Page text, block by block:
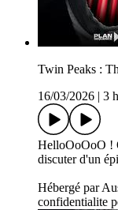
Twin Peaks :
16/03/2026
3
HelloOoOoO !
discuter d'un
Hébergé par
confidentialite